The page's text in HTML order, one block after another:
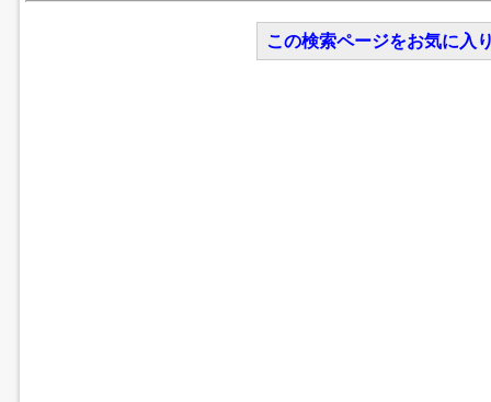
この検索ページをお気に入